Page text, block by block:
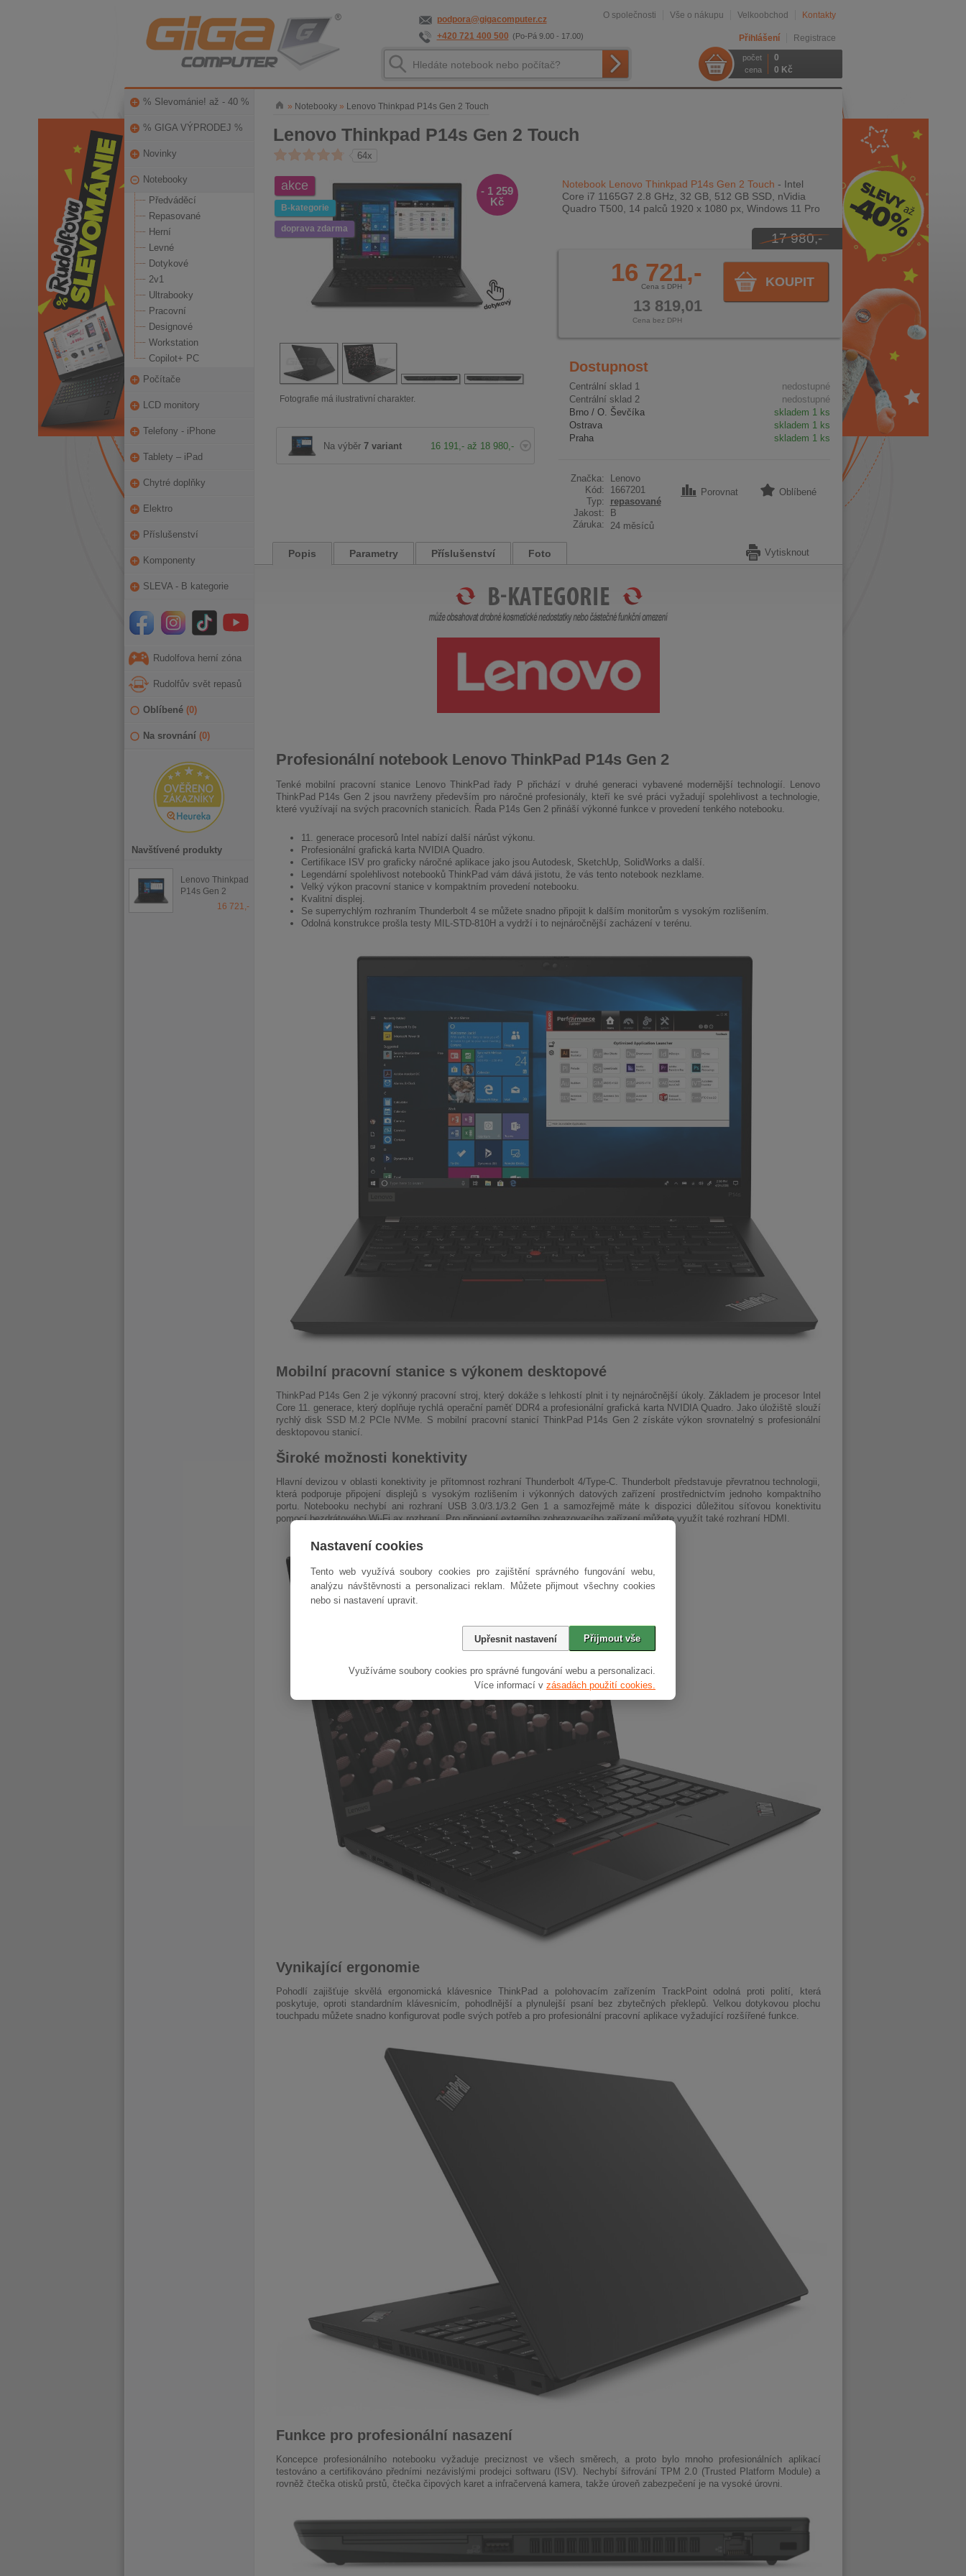
Nastavení cookies
Tento web využívá soubory cookies pro zajištění správného fungování webu,
analýzu návštěvnosti a personalizaci reklam. Můžete přijmout všechny cookies
nebo si nastavení upravit.
Přijmout vše
Upřesnit nastavení
Využíváme soubory cookies pro správné fungování webu a personalizaci.
Více informací v zásadách použití cookies.
podpora@gigacomputer.cz
+420 721 400 500 (Po-Pá 9.00 - 17.00)
O společnosti Vše o nákupu Velkoobchod Kontakty
Přihlášení Registrace
počet 0
cena 0 Kč
% Slevománie! až - 40 %
% GIGA VÝPRODEJ %
Novinky
Notebooky
Předváděcí
Repasované
Herní
Levné
Dotykové
2v1
Ultrabooky
Pracovní
Designové
Workstation
Copilot+ PC
Počítače
LCD monitory
Telefony - iPhone
Tablety – iPad
Chytré doplňky
Elektro
Příslušenství
Komponenty
SLEVA - B kategorie
Rudolfova herní zóna
Rudolfův svět repasů
Oblíbené (0)
Na srovnání (0)
Navštívené produkty
Lenovo Thinkpad
P14s Gen 2
16 721,-
» Notebooky» Lenovo Thinkpad P14s Gen 2 Touch
Lenovo Thinkpad P14s Gen 2 Touch
64x
Notebook Lenovo Thinkpad P14s Gen 2 Touch - Intel
Core i7 1165G7 2.8 GHz, 32 GB, 512 GB SSD, nVidia
Quadro T500, 14 palců 1920 x 1080 px, Windows 11 Pro
17 980,-
KOUPIT
16 721,-
Cena s DPH
13 819,01
Cena bez DPH
Dostupnost
Centrální sklad 1
nedostupné
Centrální sklad 2
nedostupné
Brno / O. Ševčíka
skladem 1 ks
Ostrava
skladem 1 ks
Praha
skladem 1 ks
Značka:
Lenovo
Kód:
1667201
Typ:
repasované
Jakost:
B
Záruka:
24 měsíců
Porovnat Oblíbené
akce
B-kategorie
doprava zdarma
- 1 259
Kč
Fotografie má ilustrativní charakter.
Na výběr 7 variant 16 191,- až 18 980,-
Popis Parametry Příslušenství Foto Vytisknout
Profesionální notebook Lenovo ThinkPad P14s Gen 2
Tenké mobilní pracovní stanice Lenovo ThinkPad řady P přichází v druhé generaci vybavené modernější technologií. Lenovo
ThinkPad P14s Gen 2 jsou navrženy především pro náročné profesionály, kteří ke své práci vyžadují spolehlivost a technologie,
které využívají na svých pracovních stanicích. Řada P14s Gen 2 přináší výkonné funkce v provedení tenkého notebooku.
11. generace procesorů Intel nabízí další nárůst výkonu.
Profesionální grafická karta NVIDIA Quadro.
Certifikace ISV pro graficky náročné aplikace jako jsou Autodesk, SketchUp, SolidWorks a další.
Legendární spolehlivost notebooků ThinkPad vám dává jistotu, že vás tento notebook nezklame.
Velký výkon pracovní stanice v kompaktním provedení notebooku.
Kvalitní displej.
Se superrychlým rozhraním Thunderbolt 4 se můžete snadno připojit k dalším monitorům s vysokým rozlišením.
Odolná konstrukce prošla testy MIL-STD-810H a vydrží i to nejnáročnější zacházení v terénu.
Mobilní pracovní stanice s výkonem desktopové
ThinkPad P14s Gen 2 je výkonný pracovní stroj, který dokáže s lehkostí plnit i ty nejnáročnější úkoly. Základem je procesor Intel
Core 11. generace, který doplňuje rychlá operační paměť DDR4 a profesionální grafická karta NVIDIA Quadro. Jako úložiště slouží
rychlý disk SSD M.2 PCIe NVMe. S mobilní pracovní stanicí ThinkPad P14s Gen 2 získáte výkon srovnatelný s profesionální
desktopovou stanicí.
Široké možnosti konektivity
Hlavní devizou v oblasti konektivity je přítomnost rozhraní Thunderbolt 4/Type-C. Thunderbolt představuje převratnou technologii,
která podporuje připojení displejů s vysokým rozlišením i výkonných datových zařízení prostřednictvím jednoho kompaktního
portu. Notebooku nechybí ani rozhraní USB 3.0/3.1/3.2 Gen 1 a samozřejmě máte k dispozici důležitou síťovou konektivitu
pomocí bezdrátového Wi-Fi ax rozhraní. Pro připojení externího zobrazovacího zařízení můžete využít také rozhraní HDMI.
Vynikající ergonomie
Pohodlí zajišťuje skvělá ergonomická klávesnice ThinkPad a polohovacím zařízením TrackPoint odolná proti polití, která
poskytuje, oproti standardním klávesnicím, pohodlnější a plynulejší psaní bez zbytečných překlepů. Velkou dotykovou plochu
touchpadu můžete snadno konfigurovat podle svých potřeb a pro profesionální pracovní aplikace vyžadující rozšířené funkce.
Funkce pro profesionální nasazení
Koncepce profesionálního notebooku vyžaduje preciznost ve všech směrech, a proto bylo mnoho profesionálních aplikací
testováno a certifikováno předními nezávislými prodejci softwaru (ISV). Nechybí šifrování TPM 2.0 (Trusted Platform Module) a
rovněž čtečka otisků prstů, čtečka čipových karet a infračervená kamera, takže úroveň zabezpečení je na vysoké úrovni.